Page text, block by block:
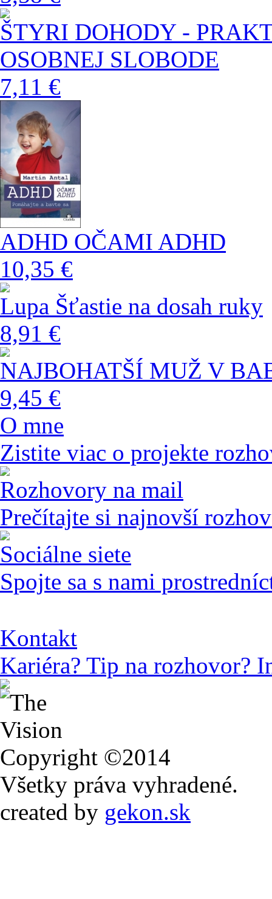
ŠTYRI DOHODY -
OSOBNEJ SLOBODE
7,11 €
ADHD OČAMI ADHD
10,35 €
Lupa Šťastie na dosah ruky
8,91 €
NAJBOHATŠÍ MUŽ V
9,45 €
O mne
Zistite viac o projekte
Rozhovory na mail
Prečítajte si najnovší
Sociálne siete
Spojte sa s nami
Kontakt
Kariéra? Tip na rozhovor?
Copyright ©2014
Všetky práva vyhradené.
created by gekon.sk